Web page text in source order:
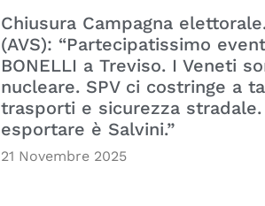
Chiusura Campagna
(AVS): “Partecipatissimo
BONELLI a Treviso. I Veneti
nucleare. SPV ci costringe a
trasporti e sicurezza stradale.
esportare è Salvini.”
21 Novembre 2025